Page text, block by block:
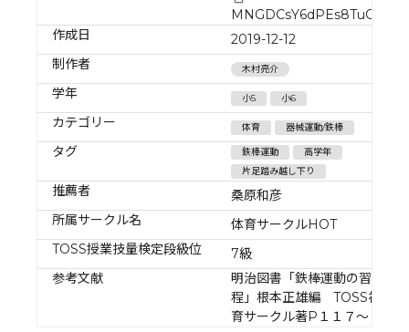
作成日
2019-12-12
制作者
木村亮介
学年 小5 小6
カテゴリー 体育 器械運動/鉄棒
タグ 鉄棒運動
高学年
片足踏み越し下り
推薦者
桑原和彦
所属サークル名
体育サークルHOT
TOSS授業技量検定段級位
7級
参考文献
明治図書「鉄棒運動の習熟過
程」根本正雄編 TOSS福井教
育サークル著P１１７～１２４